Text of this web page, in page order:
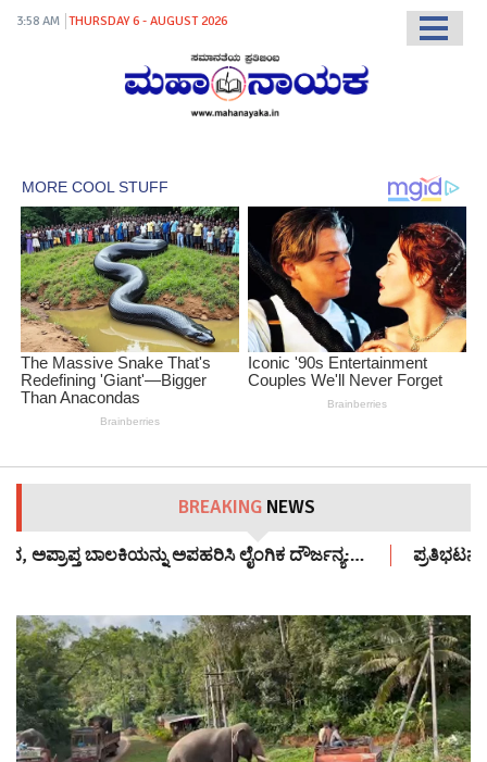
3:58 AM THURSDAY 6 - AUGUST 2026
BREAKING NEWS
ಬಾಲಕಿಯನ್ನು ಅಪಹರಿಸಿ ಲೈಂಗಿಕ ದೌರ್ಜನ್ಯ:… ಪ್ರತಿಭಟನಾ